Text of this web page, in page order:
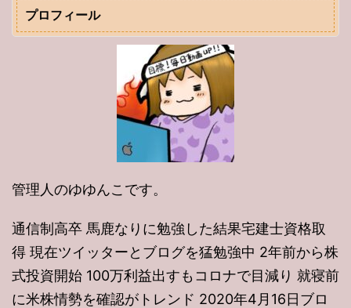
プロフィール
管理人のゆゆんこです。
通信制高卒 馬鹿なりに勉強した結果宅建士資格取
得 現在ツイッターとブログを猛勉強中 2年前から株
式投資開始 100万利益出すもコロナで目減り 就寝前
に米株情勢を確認がトレンド 2020年4月16日ブロ